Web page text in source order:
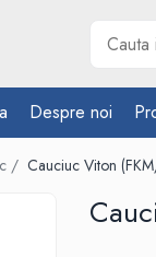
Despre noi
/ Cauciuc Viton